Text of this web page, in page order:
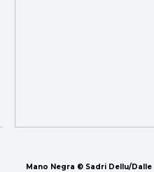
Mano Negra © Sadri Dellu/Dalle